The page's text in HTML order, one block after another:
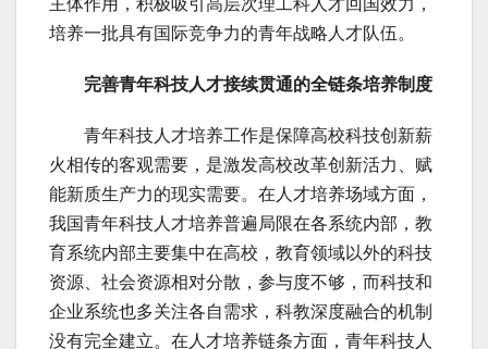
主体作用，积极吸引高层次理工科人才回国效力，
培养一批具有国际竞争力的青年战略人才队伍。
完善青年科技人才接续贯通的全链条培养制度
青年科技人才培养工作是保障高校科技创新薪
火相传的客观需要，是激发高校改革创新活力、赋
能新质生产力的现实需要。在人才培养场域方面，
我国青年科技人才培养普遍局限在各系统内部，教
育系统内部主要集中在高校，教育领域以外的科技
资源、社会资源相对分散，参与度不够，而科技和
企业系统也多关注各自需求，科教深度融合的机制
没有完全建立。在人才培养链条方面，青年科技人